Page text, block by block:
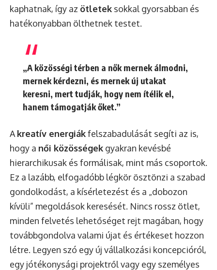
kaphatnak, így az ötletek sokkal gyorsabban és
hatékonyabban ölthetnek testet.
„A közösségi térben a nők mernek álmodni,
mernek kérdezni, és mernek új utakat
keresni, mert tudják, hogy nem ítélik el,
hanem támogatják őket.”
A kreatív energiákfelszabadulását segíti az is,
hogy a női közösségek gyakran kevésbé
hierarchikusak és formálisak, mint más csoportok.
Ez a lazább, elfogadóbb légkör ösztönzi a szabad
gondolkodást, a kísérletezést és a „dobozon
kívüli” megoldások keresését. Nincs rossz ötlet,
minden felvetés lehetőséget rejt magában, hogy
továbbgondolva valami újat és értékeset hozzon
létre. Legyen szó egy új vállalkozási koncepcióról,
egy jótékonysági projektről vagy egy személyes